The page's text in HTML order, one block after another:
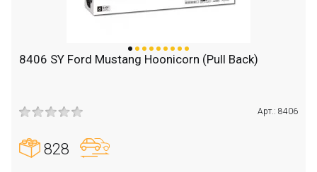
8406 SY Ford Mustang Hoonicorn (Pull Back)
Арт.: 8406
828